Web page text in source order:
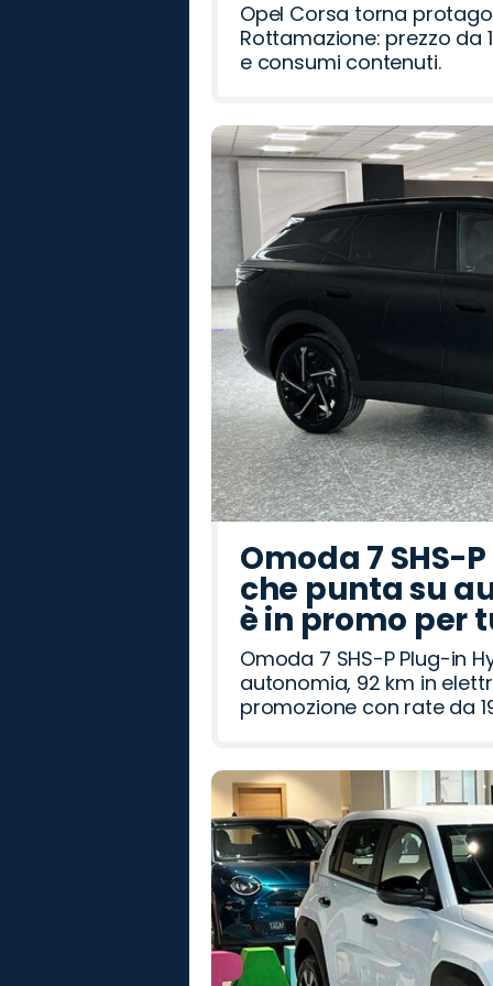
Opel Corsa torna
Rottamazione: prezzo da
e consumi contenuti.
Omoda 7 SHS-
che punta su
è in promo per
Omoda 7 SHS-P Plug-in
autonomia, 92 km in
promozione con rate da